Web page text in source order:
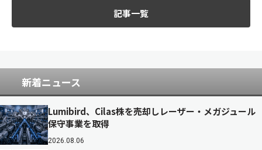
記事一覧
新着ニュース
Lumibird、Cilas株を売却しレーザー・メガジュール
保守事業を取得
2026.08.06